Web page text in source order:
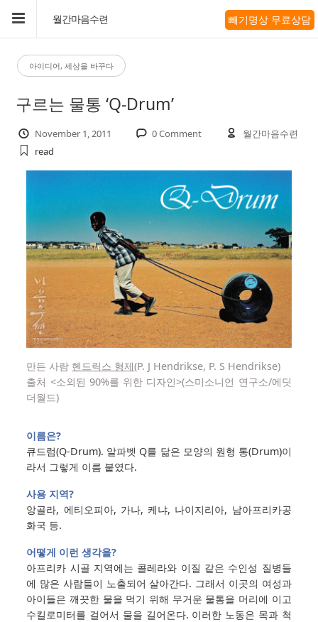
월간마음수련 빼기명상 무료상담
아이디어, 세상을 바꾸다
구르는 물통 ‘Q-Drum’
November 1, 2011 0 Comment
월간마음수련
read
만든 사람 헨드릭스 형제(P. J Hendrikse, P. S Hendrikse)
출처 <소외된 90%를 위한 디자인>(스미소니언 연구소/에딧
더월드)
이름은?
큐드럼(Q-Drum). 알파벳 Q를 닮은 모양의 원형 통(Drum)이
라서 그렇게 이름 붙였다.
사용 지역?
앙골라, 에티오피아, 가나, 케냐, 나이지리아, 남아프리카공
화국 등.
어떻게 이런 생각을?
아프리카 시골 지역에는 콜레라와 이질 같은 수인성 질병들
에 많은 사람들이 노출되어 살아간다. 그래서 이곳의 여성과
아이들은 깨끗한 물을 먹기 위해 무거운 물통을 머리에 이고
수킬로미터를 걸어서 물을 길어온다. 이러한 노동은 목과 척